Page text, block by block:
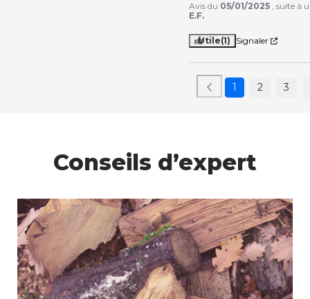
Avis du 05/01/2025 , suite à
E.F.
Utile(1) Signaler
1 2 3
Conseils d’expert